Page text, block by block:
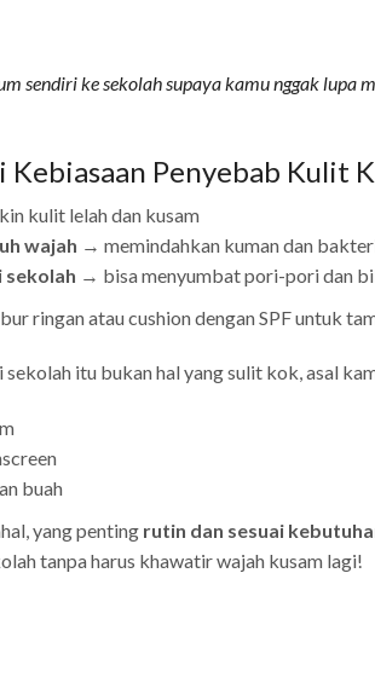
sendiri ke sekolah supaya kamu nggak lupa
Kebiasaan Penyebab Kulit
kulit lelah dan kusam
wajah → memindahkan kuman dan
sekolah → bisa menyumbat pori-pori dan
ringan atau cushion dengan SPF untuk
itu bukan hal yang sulit kok, asal
buah
yang penting rutin dan sesuai
tanpa harus khawatir wajah kusam lagi!